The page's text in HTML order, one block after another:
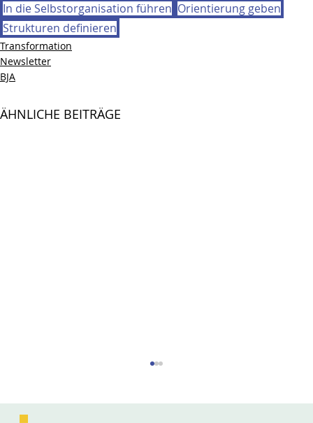
In die Selbstorganisation führen Orientierung geben
Strukturen definieren
Transformation
Newsletter
BJA
ÄHNLICHE BEITRÄGE